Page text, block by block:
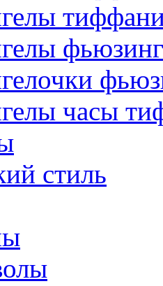
фьюзинг
часы
стиль